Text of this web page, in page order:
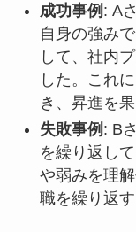
成功事例 : A
自身の強み
して、社内
した。これ
き、昇進を
失敗事例 : B
を繰り返し
や弱みを理
職を繰り返